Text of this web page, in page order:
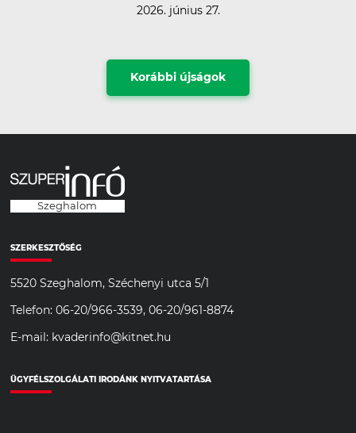
2026. június 27.
Korábbi újságok
Szeghalom
SZERKESZTŐSÉG
5520 Szeghalom, Széchenyi utca 5/1
Telefon: 06-20/966-3539, 06-20/961-8874
E-mail: kvaderinfo@kitnet.hu
ÜGYFÉLSZOLGÁLATI IRODÁNK NYITVATARTÁSA